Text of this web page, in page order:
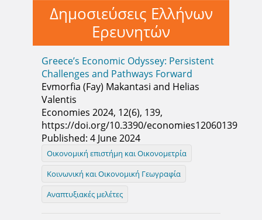
Δημοσιεύσεις Ελλήνων
Ερευνητών
Greece’s Economic Odyssey: Persistent
Challenges and Pathways Forward
Evmorfia (Fay) Makantasi and Helias
Valentis
Economies 2024, 12(6), 139,
https://doi.org/10.3390/economies12060139
Published: 4 June 2024
Οικονομική επιστήμη και Οικονομετρία
Κοινωνική και Οικονομική Γεωγραφία
Αναπτυξιακές μελέτες